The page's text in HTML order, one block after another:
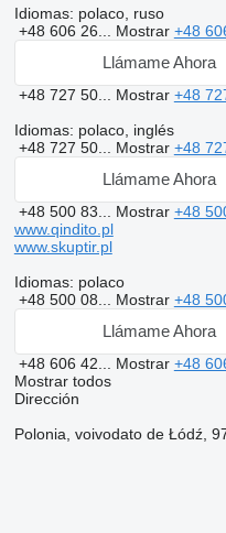
Idiomas: polaco, ruso
+48 606 26... Mostrar +48
Llámame Ahora
+48 727 50... Mostrar +48
Idiomas: polaco, inglés
+48 727 50... Mostrar +48
Llámame Ahora
+48 500 83... Mostrar +48
www.qindito.pl
www.skuptir.pl
Idiomas: polaco
+48 500 08... Mostrar +48
Llámame Ahora
+48 606 42... Mostrar +48
Mostrar todos
Dirección
Polonia, voivodato de Łódź,